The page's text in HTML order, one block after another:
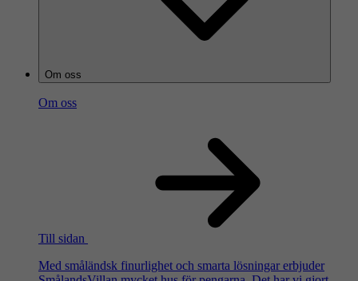
Om oss
Om oss
Till sidan
Med småländsk finurlighet och smarta lösningar erbjuder